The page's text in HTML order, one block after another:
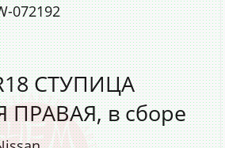
072192
СТУПИЦА
ПРАВАЯ, в сборе